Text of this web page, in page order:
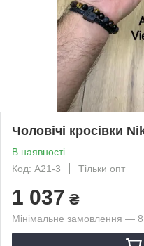
Чоловічі кросівки
В наявності
Код: A21-3
Тільки опт
1 037 ₴
Мінімальне замовлення — 8